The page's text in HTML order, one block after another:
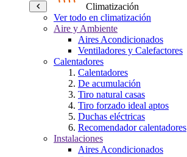
Climatización
Ver todo en climatización
Aire y Ambiente
Aires Acondicionados
Ventiladores y Calefactores
Calentadores
Calentadores
De acumulación
Tiro natural casas
Tiro forzado ideal aptos
Duchas eléctricas
Recomendador calentadores
Instalaciones
Aires Acondicionados